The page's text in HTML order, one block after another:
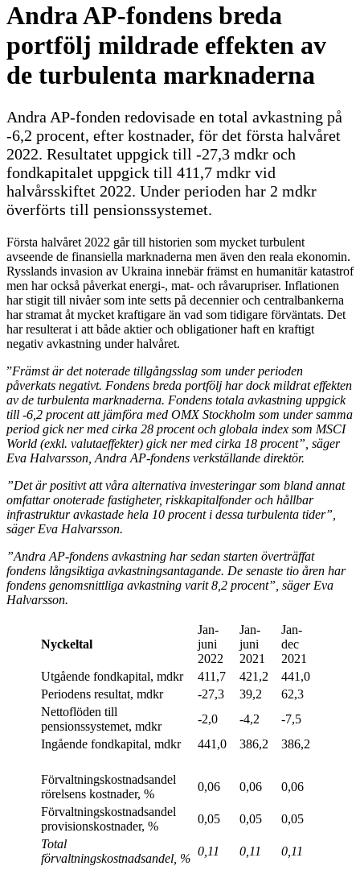
Andra AP-fondens breda
portfölj mildrade effekten av
de turbulenta marknaderna
Andra AP-fonden redovisade en total avkastning på
-6,2 procent, efter kostnader, för det första halvåret
2022. Resultatet uppgick till -27,3 mdkr och
fondkapitalet uppgick till 411,7 mdkr vid
halvårsskiftet 2022. Under perioden har 2 mdkr
överförts till pensionssystemet.
Första halvåret 2022 går till historien som mycket turbulent
avseende de finansiella marknaderna men även den reala ekonomin.
Rysslands invasion av Ukraina innebär främst en humanitär katastrof
men har också påverkat energi-, mat- och råvarupriser. Inflationen
har stigit till nivåer som inte setts på decennier och centralbankerna
har stramat åt mycket kraftigare än vad som tidigare förväntats. Det
har resulterat i att både aktier och obligationer haft en kraftigt
negativ avkastning under halvåret.
”Främst är det noterade tillgångsslag som under perioden
påverkats negativt. Fondens breda portfölj har dock mildrat effekten
av de turbulenta marknaderna. Fondens totala avkastning uppgick
till -6,2 procent att jämföra med OMX Stockholm som under samma
period gick ner med cirka 28 procent och globala index som MSCI
World (exkl. valutaeffekter) gick ner med cirka 18 procent”, säger
Eva Halvarsson , Andra AP-fondens verkställande direktör.
”Det är positivt att våra alternativa investeringar som bland annat
omfattar onoterade fastigheter, riskkapitalfonder och hållbar
infrastruktur avkastade hela 10 procent i dessa turbulenta tider”,
säger Eva Halvarsson.
”Andra AP-fondens avkastning har sedan starten överträffat
fondens långsiktiga avkastningsantagande. De senaste tio åren har
fondens genomsnittliga avkastning varit 8,2 procent”, säger Eva
Halvarsson.
Nyckeltal
Jan-
juni
2022
Jan-
juni
2021
Jan-
dec
2021
Utgående fondkapital, mdkr
411,7 421,2
441,0
Periodens resultat, mdkr
-27,3 39,2
62,3
Nettoflöden till
pensionssystemet, mdkr
-2,0 -4,2
-7,5
Ingående fondkapital, mdkr
441,0 386,2 386,2
Förvaltningskostnadsandel
rörelsens kostnader, %
0,06 0,06
0,06
Förvaltningskostnadsandel
provisionskostnader, %
0,05 0,05
0,05
Total
förvaltningskostnadsandel, %
0,11 0,11 0,11